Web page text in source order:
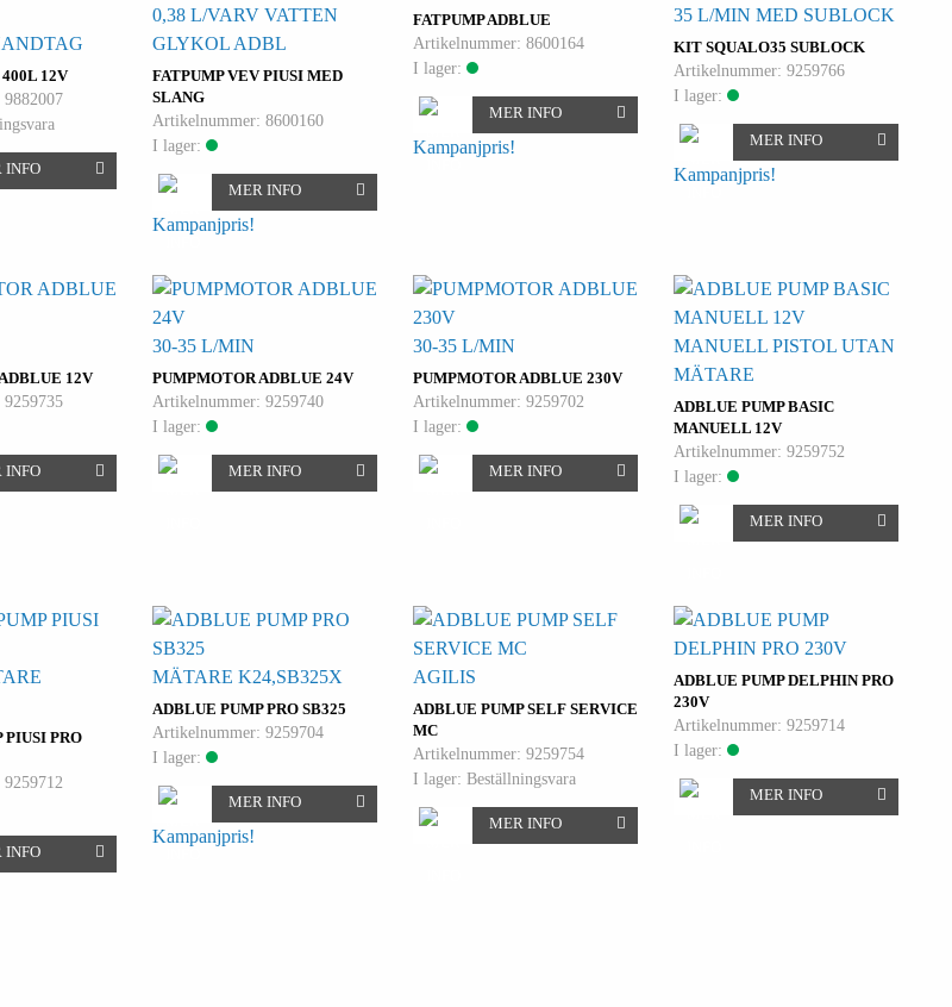
12V
INFO
FATPUMP VEV PIUSI MED
SLANG
0,38 L/VARV VATTEN
GLYKOL ADBL
Artikelnummer: 8600160
I lager:
MER INFO
Kampanjpris!
FATPUMP ADBLUE
Artikelnummer: 8600164
I lager:
MER INFO
Kampanjpris!
KIT SQUALO35 SUBLOCK
35 L/MIN MED SUBLOCK
Artikelnummer: 9259766
I lager:
MER INFO
Kampanjpris!
12V
INFO
PUMPMOTOR ADBLUE 24V
30-35 L/MIN
Artikelnummer: 9259740
I lager:
MER INFO
PUMPMOTOR ADBLUE 230V
30-35 L/MIN
Artikelnummer: 9259702
I lager:
MER INFO
ADBLUE PUMP BASIC
MANUELL 12V
MANUELL PISTOL UTAN
MÄTARE
Artikelnummer: 9259752
I lager:
MER INFO
PIUSI PRO
INFO
ADBLUE PUMP PRO SB325
MÄTARE K24,SB325X
Artikelnummer: 9259704
I lager:
MER INFO
Kampanjpris!
ADBLUE PUMP SELF SERVICE
MC
AGILIS
Artikelnummer: 9259754
I lager: Beställningsvara
MER INFO
ADBLUE PUMP DELPHIN PRO
230V
Artikelnummer: 9259714
I lager:
MER INFO